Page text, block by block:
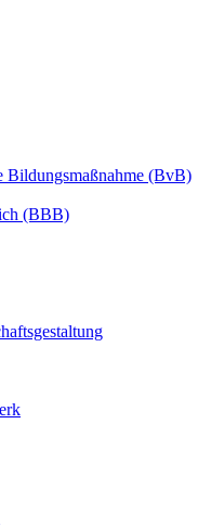
Bildungsmaßnahme (BvB)
(BBB)